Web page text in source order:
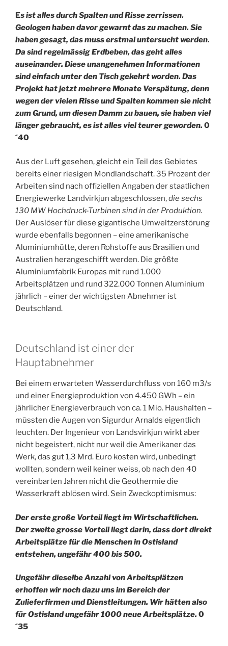
Es ist alles durch Spalten und Risse zerrissen.
Geologen haben davor gewarnt das zu machen. Sie
haben gesagt, das muss erstmal untersucht werden.
Da sind regelmässig Erdbeben, das geht alles
auseinander. Diese unangenehmen Informationen
sind einfach unter den Tisch gekehrt worden. Das
Projekt hat jetzt mehrere Monate Verspätung, denn
wegen der vielen Risse und Spalten kommen sie nicht
zum Grund, um diesen Damm zu bauen, sie haben viel
länger gebraucht, es ist alles viel teurer geworden. 0
´40
Aus der Luft gesehen, gleicht ein Teil des Gebietes
bereits einer riesigen Mondlandschaft. 35 Prozent der
Arbeiten sind nach offiziellen Angaben der staatlichen
Energiewerke Landvirkjun abgeschlossen,die sechs
130 MW Hochdruck-Turbinen sind in der Produktion.
Der Auslöser für diese gigantische Umweltzerstörung
wurde ebenfalls begonnen – eine amerikanische
Aluminiumhütte, deren Rohstoffe aus Brasilien und
Australien herangeschifft werden. Die größte
Aluminiumfabrik Europas mit rund 1.000
Arbeitsplätzen und rund 322.000 Tonnen Aluminium
jährlich – einer der wichtigsten Abnehmer ist
Deutschland.
Deutschland ist einer der
Hauptabnehmer
Bei einem erwarteten Wasserdurchfluss von 160 m3/s
und einer Energieproduktion von 4.450 GWh – ein
jährlicher Energieverbrauch von ca. 1 Mio. Haushalten –
müssten die Augen von Sigurdur Arnalds eigentlich
leuchten. Der Ingenieur von Landsvirkjun wirkt aber
nicht begeistert, nicht nur weil die Amerikaner das
Werk, das gut 1,3 Mrd. Euro kosten wird, unbedingt
wollten, sondern weil keiner weiss, ob nach den 40
vereinbarten Jahren nicht die Geothermie die
Wasserkraft ablösen wird. Sein Zweckoptimismus:
Der erste große Vorteil liegt im Wirtschaftlichen.
Der zweite grosse Vorteil liegt darin, dass dort direkt
Arbeitsplätze für die Menschen in Ostisland
entstehen, ungefähr 400 bis 500.
Ungefähr dieselbe Anzahl von Arbeitsplätzen
erhoffen wir noch dazu uns im Bereich der
Zulieferfirmen und Dienstleitungen. Wir hätten also
für Ostisland ungefähr 1000 neue Arbeitsplätze. 0
´35